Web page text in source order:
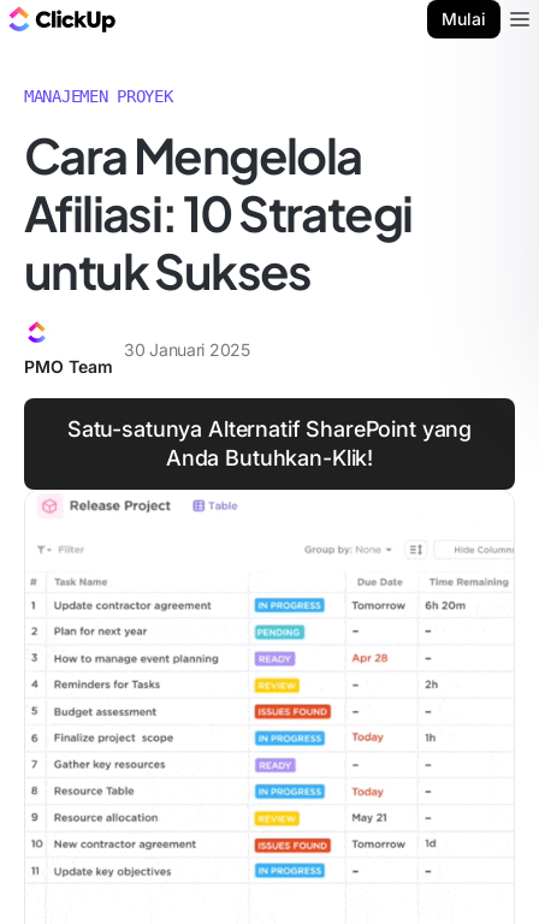
Mulai
MANAJEMEN PROYEK
Cara Mengelola
Afiliasi: 10 Strategi
untuk Sukses
PMO Team
30 Januari 2025
Satu-satunya Alternatif SharePoint yang
Anda Butuhkan-Klik!